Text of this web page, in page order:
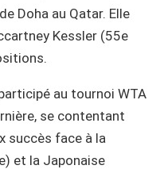
Doha au Qatar. Elle
Kessler (55e
au tournoi WTA
se contentant
succès face à la
et la Japonaise